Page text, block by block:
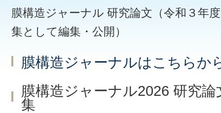
膜構造ジャーナル 研究論文（令和３年
集として編集・公開）
膜構造ジャーナルはこちらか
膜構造ジャーナル2026 研究
集